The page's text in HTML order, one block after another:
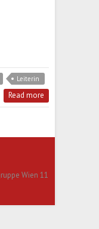
Leiterin
Read more
Wien 11